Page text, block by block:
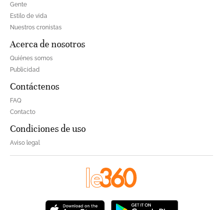
Gente
Estilo de vida
Nuestros cronistas
Acerca de nosotros
Quiénes somos
Publicidad
Contáctenos
FAQ
Contacto
Condiciones de uso
Aviso legal